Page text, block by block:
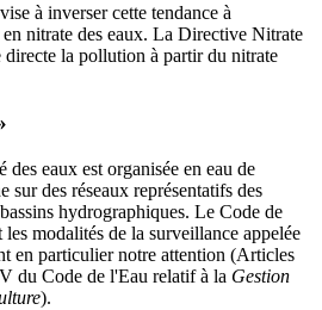
à inverser cette tendance à
nitrate des eaux. La Directive Nitrate
la pollution à partir du nitrate
eaux est organisée en eau de
sur des réseaux représentatifs des
hydrographiques. Le Code de
modalités de la surveillance appelée
en particulier notre attention (Articles
du Code de l'Eau relatif à la Gestion
).